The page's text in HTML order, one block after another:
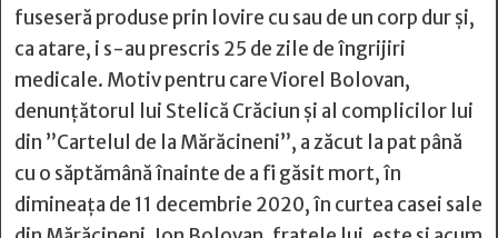
fuseseră produse prin lovire cu sau de un corp dur și,
ca atare, i s-au prescris 25 de zile de îngrijiri
medicale. Motiv pentru care Viorel Bolovan,
denunțătorul lui Stelică Crăciun și al complicilor lui
din ”Cartelul de la Mărăcineni”, a zăcut la pat până
cu o săptămână înainte de a fi găsit mort, în
dimineața de 11 decembrie 2020, în curtea casei sale